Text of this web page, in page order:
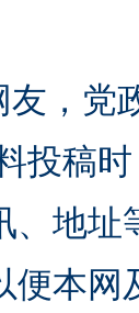
，党
投稿
、地
便本